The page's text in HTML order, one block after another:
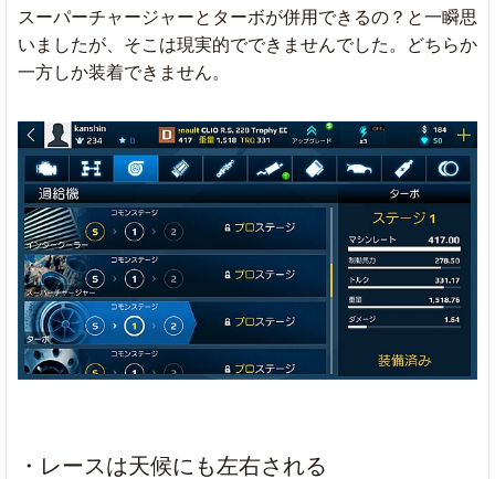
スーパーチャージャーとターボが併用できるの？と一瞬思
いましたが、そこは現実的でできませんでした。どちらか
一方しか装着できません。
・レースは天候にも左右される